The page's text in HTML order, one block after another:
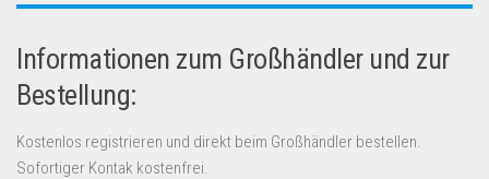
Informationen zum Großhändler und zur
Bestellung:
Kostenlos registrieren und direkt beim Großhändler bestellen.
Sofortiger Kontak kostenfrei.